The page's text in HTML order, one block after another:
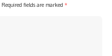
Required fields are marked *